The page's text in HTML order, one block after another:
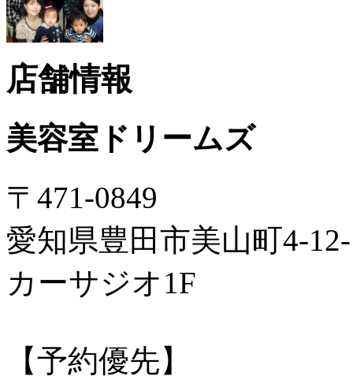
店舗情報
美容室ドリームズ
〒471-0849
愛知県豊田市美山町4-
カーサジオ1F
【予約優先】